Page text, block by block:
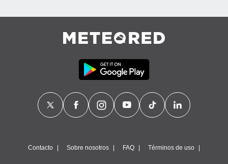
Contacto Sobre nosotros FAQ Términos de uso